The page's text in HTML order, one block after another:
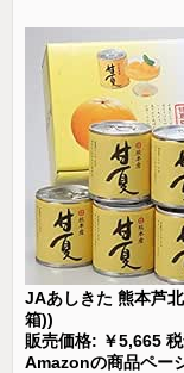
JAあしきた 熊本芦
箱))
販売価格: ￥5,665
Amazonの商品ペー